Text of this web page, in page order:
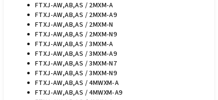
FTXJ-AW,AB,AS / 2MXM-A
FTXJ-AW,AB,AS / 2MXM-A9
FTXJ-AW,AB,AS / 2MXM-N
FTXJ-AW,AB,AS / 2MXM-N9
FTXJ-AW,AB,AS / 3MXM-A
FTXJ-AW,AB,AS / 3MXM-A9
FTXJ-AW,AB,AS / 3MXM-N7
FTXJ-AW,AB,AS / 3MXM-N9
FTXJ-AW,AB,AS / 4MWXM-A
FTXJ-AW,AB,AS / 4MWXM-A9